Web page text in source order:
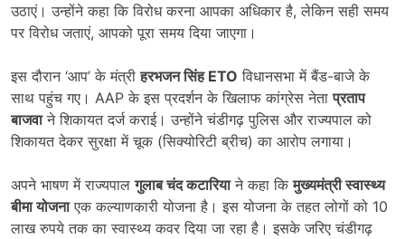
उठाएं। उन्होंने कहा कि विरोध करना आपका अधिकार है, लेकिन सही समय
पर विरोध जताएं, आपको पूरा समय दिया जाएगा।
इस दौरान ‘आप’ के मंत्रीहरभजन सिंह ETO विधानसभा में बैंड-बाजे के
साथ पहुंच गए। AAP के इस प्रदर्शन के खिलाफ कांग्रेस नेताप्रताप
बाजवाने शिकायत दर्ज कराई। उन्होंने चंडीगढ़ पुलिस और राज्यपाल को
शिकायत देकर सुरक्षा में चूक (सिक्योरिटी ब्रीच) का आरोप लगाया।
अपने भाषण में राज्यपालगुलाब चंद कटारियाने कहा किमुख्यमंत्री स्वास्थ्य
बीमा योजनाएक कल्याणकारी योजना है। इस योजना के तहत लोगों को 10
लाख रुपये तक का स्वास्थ्य कवर दिया जा रहा है। इसके जरिए चंडीगढ़